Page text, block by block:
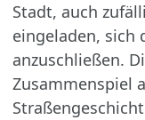
Stadt, auch
eingeladen, sich
anzuschließen.
Zusammenspiel